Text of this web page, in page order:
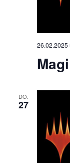
26.02.2025
DO.
27